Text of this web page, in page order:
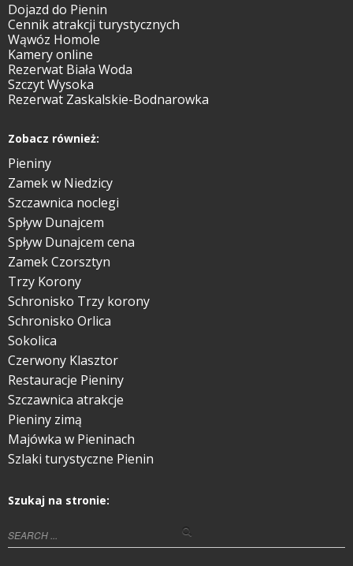
Dojazd do Pienin
Cennik atrakcji turystycznych
Wąwóz Homole
Kamery online
Rezerwat Biała Woda
Szczyt Wysoka
Rezerwat Zaskalskie-Bodnarowka
Zobacz również:
Pieniny
Zamek w Niedzicy
Szczawnica noclegi
Spływ Dunajcem
Spływ Dunajcem cena
Zamek Czorsztyn
Trzy Korony
Schronisko Trzy korony
Schronisko Orlica
Sokolica
Czerwony Klasztor
Restauracje Pieniny
Szczawnica atrakcje
Pieniny zimą
Majówka w Pieninach
Szlaki turystyczne Pienin
Szukaj na stronie: